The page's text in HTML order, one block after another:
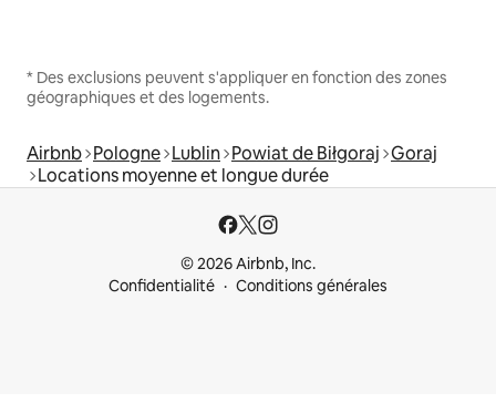
* Des exclusions peuvent s'appliquer en fonction des zones
géographiques et des logements.
Airbnb Pologne Lublin Powiat de Biłgoraj Goraj
Locations moyenne et longue durée
© 2026 Airbnb, Inc.
Confidentialité
Conditions générales